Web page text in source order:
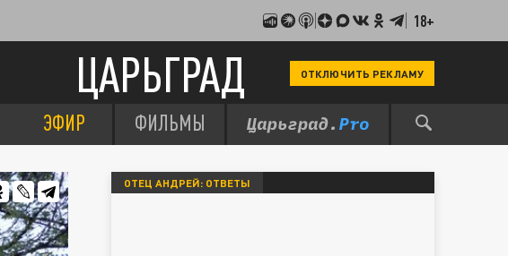
18+
ЦАРЬГРАД ОТКЛЮЧИТЬ РЕКЛАМУ
ЭФИР ФИЛЬМЫ
ОТЕЦ АНДРЕЙ: ОТВЕТЫ